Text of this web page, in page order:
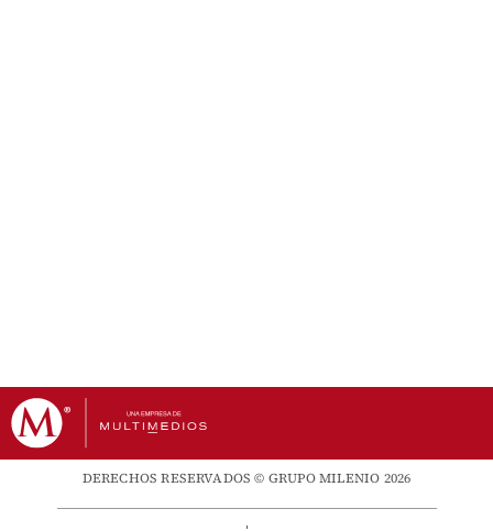
DERECHOS RESERVADOS © GRUPO MILENIO 2026